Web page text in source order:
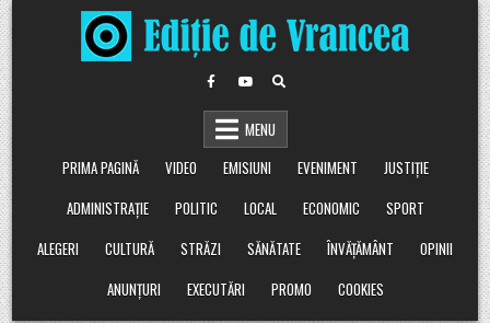
Skip
to
content
MENU
PRIMA PAGINĂ
VIDEO EMISIUNI EVENIMENT
JUSTIȚIE
ADMINISTRAȚIE
POLITIC LOCAL ECONOMIC
SPORT
ALEGERI
CULTURĂ STRĂZI SĂNĂTATE ÎNVĂȚĂMÂNT
OPINII
ANUNȚURI
EXECUTĂRI PROMO COOKIES